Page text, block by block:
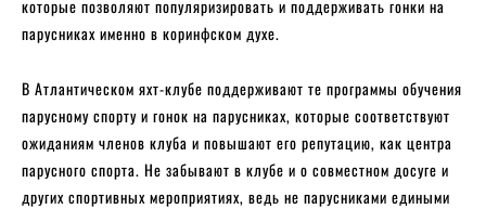
которые позволяют популяризировать и поддерживать гонки на
парусниках именно в коринфском духе.
В Атлантическом яхт-клубе поддерживают те программы обучения
парусному спорту и гонок на парусниках, которые соответствуют
ожиданиям членов клуба и повышают его репутацию, как центра
парусного спорта. Не забывают в клубе и о совместном досуге и
других спортивных мероприятиях, ведь не парусниками едиными